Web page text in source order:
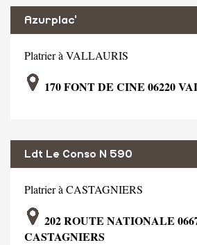
Azurplac'
Platrier à VALLAURIS
170 FONT DE CINE 06220
Ldt Le Conso N 590
Platrier à CASTAGNIERS
202 ROUTE NATIONALE
CASTAGNIERS